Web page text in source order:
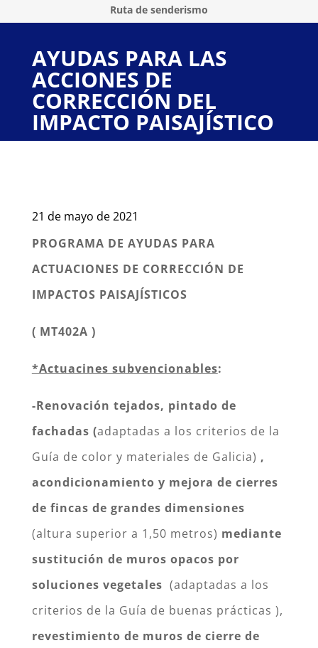
Ruta de senderismo
AYUDAS PARA LAS
ACCIONES DE
CORRECCIÓN DEL
IMPACTO PAISAJÍSTICO
21 de mayo de 2021
PROGRAMA DE AYUDAS PARA
ACTUACIONES DE CORRECCIÓN DE
IMPACTOS PAISAJÍSTICOS
( MT402A )
*Actuacines subvencionables:
-Renovación tejados, pintado de
fachadas (adaptadas a los criterios de la
Guía de color y materiales de Galicia) ,
acondicionamiento y mejora de cierres
de fincas de grandes dimensiones
(altura superior a 1,50 metros) mediante
sustitución de muros opacos por
soluciones vegetales (adaptadas a los
criterios de la Guía de buenas prácticas ),
revestimiento de muros de cierre de